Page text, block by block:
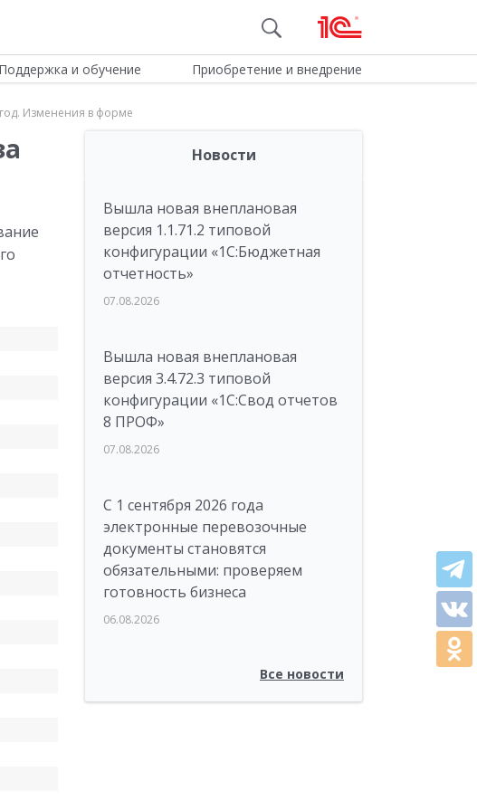
Поддержка и обучение Приобретение и внедрение
Изменения в форме
Новости
Вышла новая внеплановая
версия 1.1.71.2 типовой
конфигурации «1C:Бюджетная
отчетность»
07.08.2026
Вышла новая внеплановая
версия 3.4.72.3 типовой
конфигурации «1C:Свод отчетов
8 ПРОФ»
07.08.2026
С 1 сентября 2026 года
электронные перевозочные
документы становятся
обязательными: проверяем
готовность бизнеса
06.08.2026
Все новости